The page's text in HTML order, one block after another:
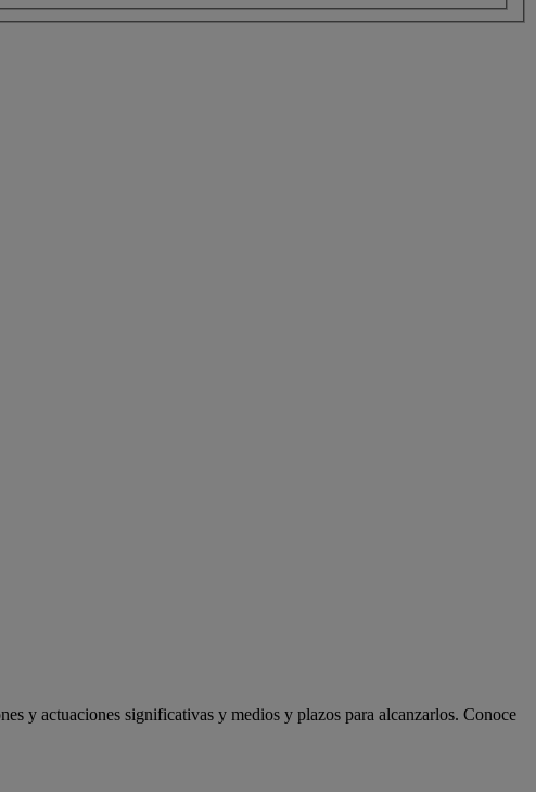
y actuaciones significativas y medios y plazos para alcanzarlos. Conoce